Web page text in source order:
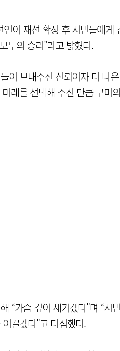
이 재선 확정 후 시민들에게
두의 승리"라고 밝혔다.
이 보내주신 신뢰이자 더 나
래를 선택해 주신 만큼 구미
“가슴 깊이 새기겠다"며 “시
끌겠다"고 다짐했다.